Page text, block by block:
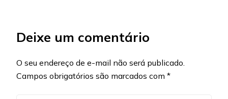
Deixe um comentário
O seu endereço de e-mail não será publicado.
Campos obrigatórios são marcados com *